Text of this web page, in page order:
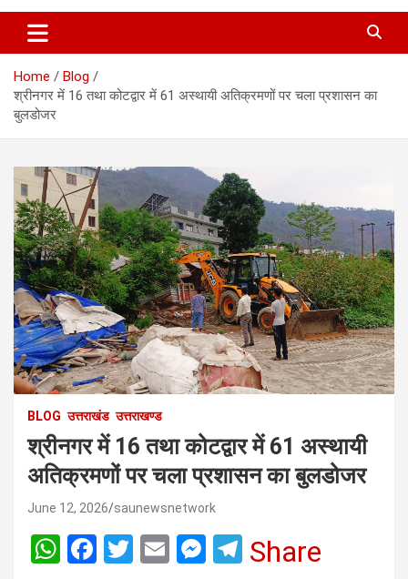
Home
Blog
श्रीनगर में 16 तथा कोटद्वार में 61 अस्थायी अतिक्रमणों पर चला प्रशासन का
बुलडोजर
BLOG उत्तराखंड उत्तराखण्ड
श्रीनगर में 16 तथा कोटद्वार में 61 अस्थायी
अतिक्रमणों पर चला प्रशासन का बुलडोजर
June 12, 2026 saunewsnetwork
W
F
T
E
M T
Share